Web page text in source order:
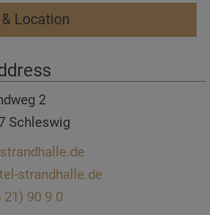
Location
2
Schleswig
strandhalle.de
21) 90 9 0